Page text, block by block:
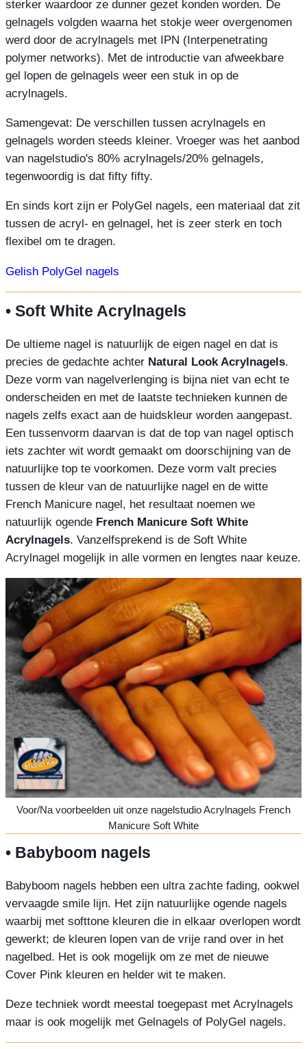
sterker waardoor ze dunner gezet konden worden. De
gelnagels volgden waarna het stokje weer overgenomen
werd door de acrylnagels met IPN (Interpenetrating
polymer networks). Met de introductie van afweekbare
gel lopen de gelnagels weer een stuk in op de
acrylnagels.
Samengevat: De verschillen tussen acrylnagels en
gelnagels worden steeds kleiner. Vroeger was het aanbod
van nagelstudio's 80% acrylnagels/20% gelnagels,
tegenwoordig is dat fifty fifty.
En sinds kort zijn er PolyGel nagels, een materiaal dat zit
tussen de acryl- en gelnagel, het is zeer sterk en toch
flexibel om te dragen.
Gelish PolyGel nagels
• Soft White Acrylnagels
De ultieme nagel is natuurlijk de eigen nagel en dat is
precies de gedachte achter Natural Look Acrylnagels.
Deze vorm van nagelverlenging is bijna niet van echt te
onderscheiden en met de laatste technieken kunnen de
nagels zelfs exact aan de huidskleur worden aangepast.
Een tussenvorm daarvan is dat de top van nagel optisch
iets zachter wit wordt gemaakt om doorschijning van de
natuurlijke top te voorkomen. Deze vorm valt precies
tussen de kleur van de natuurlijke nagel en de witte
French Manicure nagel, het resultaat noemen we
natuurlijk ogende French Manicure Soft White
Acrylnagels. Vanzelfsprekend is de Soft White
Acrylnagel mogelijk in alle vormen en lengtes naar keuze.
Voor/Na voorbeelden uit onze nagelstudio Acrylnagels French
Manicure Soft White
• Babyboom nagels
Babyboom nagels hebben een ultra zachte fading, ookwel
vervaagde smile lijn. Het zijn natuurlijke ogende nagels
waarbij met softtone kleuren die in elkaar overlopen wordt
gewerkt; de kleuren lopen van de vrije rand over in het
nagelbed. Het is ook mogelijk om ze met de nieuwe
Cover Pink kleuren en helder wit te maken.
Deze techniek wordt meestal toegepast met Acrylnagels
maar is ook mogelijk met Gelnagels of PolyGel nagels.